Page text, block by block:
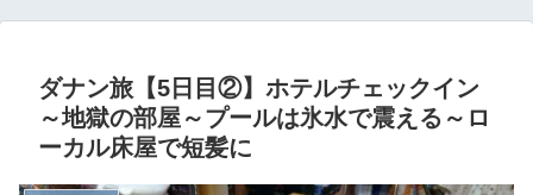
ダナン旅【5日目②】ホテルチェックイン
～地獄の部屋～プールは氷水で震える～ロ
ーカル床屋で短髪に